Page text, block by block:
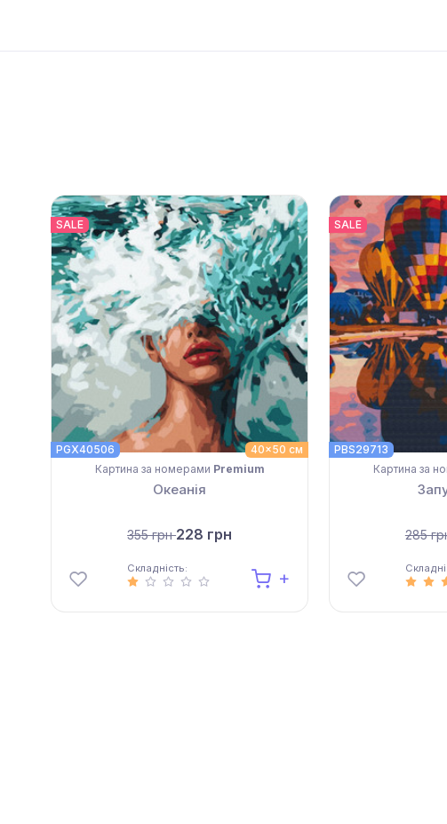
SALE
40x50 см
PGX40506
Картина за номерами Premium
Океанія
355 грн228 грн
Складність:
SALE
PBS29713
Картина за
285